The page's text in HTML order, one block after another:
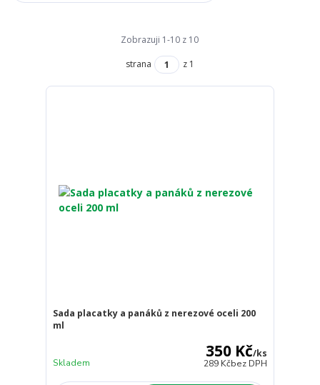
Zobrazuji 1-10 z 10
strana z 1
Sada placatky a panáků z nerezové oceli 200
ml
350 Kč/ks
289 Kčbez DPH
Skladem